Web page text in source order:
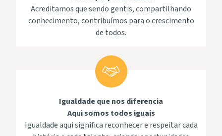
Acreditamos que sendo gentis, compartilhando
conhecimento, contribuímos para o crescimento
de todos.
Igualdade que nos diferencia
Aqui somos todos iguais
Igualdade aqui significa reconhecer e respeitar cada